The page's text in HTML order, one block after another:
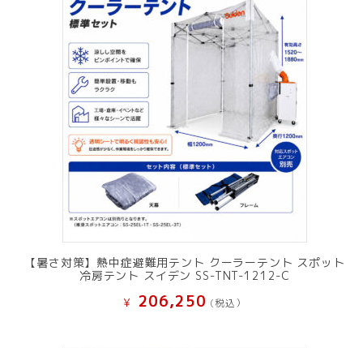
【暑さ対策】熱中症避難用テント クーラーテント スポット
冷房テント スイデン SS-TNT-1212-C
¥ 206,250 (税込）